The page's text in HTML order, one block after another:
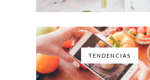
TENDENCIAS